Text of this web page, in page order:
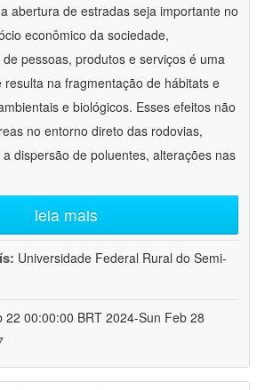
abertura de estradas seja importante no
econômico da sociedade,
pessoas, produtos e serviços é uma
na fragmentação de hábitats e
e biológicos. Esses efeitos não
no entorno direto das rodovias,
dispersão de poluentes, alterações nas
leia mais
Universidade Federal Rural do Semi-
22 00:00:00 BRT 2024-Sun Feb 28